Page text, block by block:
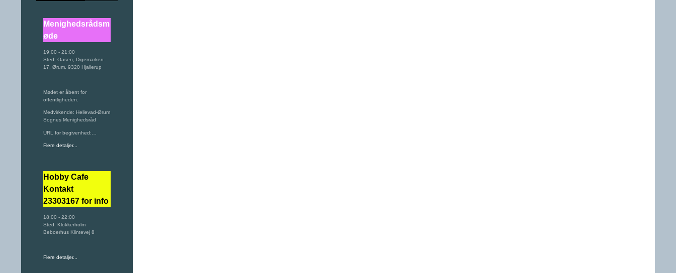
Menighedsrådsm
øde
19:00 - 21:00
Sted: Oasen, Digemarken
17, Ørum, 9320 Hjallerup
Mødet er åbent for
offentligheden.
Medvirkende: Hellevad-Ørum
Sognes Menighedsråd
URL for begivenhed:…
Flere detaljer...
Hobby Cafe
Kontakt
23303167 for info
18:00 - 22:00
Sted: Klokkerholm
Beboerhus Klintevej 8
Flere detaljer...